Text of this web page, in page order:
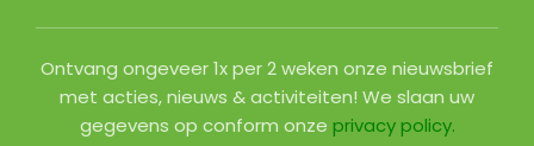
Ontvang ongeveer 1x per 2 weken onze nieuwsbrief
met acties, nieuws & activiteiten! We slaan uw
gegevens op conform onze privacy policy.